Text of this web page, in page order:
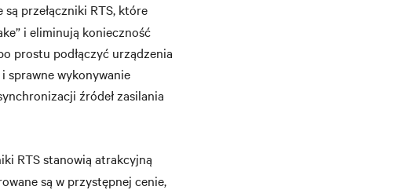
przełączniki RTS, które
i eliminują konieczność
prostu podłączyć urządzenia
sprawne wykonywanie
źródeł zasilania
RTS stanowią atrakcyjną
są w przystępnej cenie,